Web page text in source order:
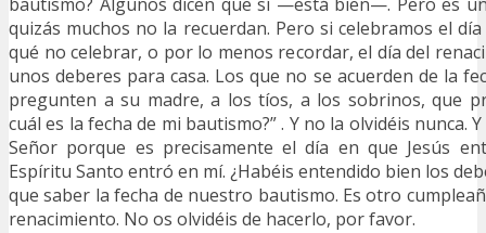
quizás muchos no la recuerdan. Pero si celebramos el
qué no celebrar, o por lo menos recordar, el día del
unos deberes para casa. Los que no se acuerden de la
pregunten a su madre, a los tíos, a los sobrinos, que
cuál es la fecha de mi bautismo?” . Y no la olvidéis nunca.
Señor porque es precisamente el día en que Jesús
Espíritu Santo entró en mí. ¿Habéis entendido bien los
que saber la fecha de nuestro bautismo. Es otro
renacimiento. No os olvidéis de hacerlo, por favor.